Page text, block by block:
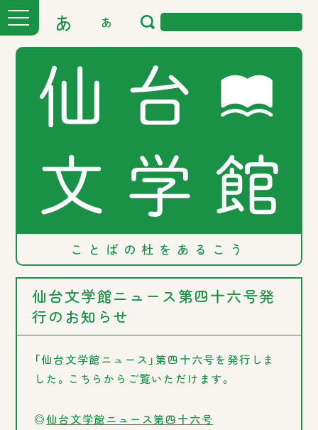
あ あ
ことばの 杜を あるこう
仙台文学館ニュース第四十六号発
行のお知らせ
「仙台文学館ニュース」第四十六号を発行しま
した。こちらからご覧いただけます。
◎仙台文学館ニュース第四十六号